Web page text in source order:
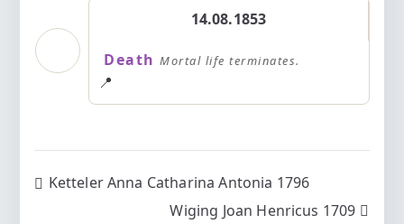
14.08.1853
DeathMortal life terminates.
📍
Beitragsnavigation
Ketteler Anna Catharina Antonia 1796
Wiging Joan Henricus 1709